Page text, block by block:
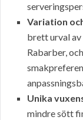
Variation
brett urval
Rabarber,
Unika
mindre sött